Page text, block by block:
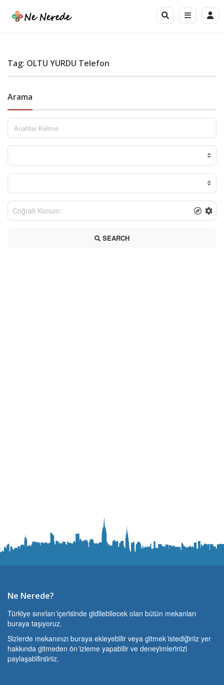
Tag: OLTU YURDU Telefon
Arama
SEARCH
Ne Nerede?
Türki̇ye sınırları i̇çeri̇si̇nde gi̇di̇lebi̇lecek olan bütün mekanları
buraya taşıyoruz.
Si̇zlerde mekanınızı buraya ekleyebi̇li̇r veya gi̇tmek i̇stedi̇ği̇ni̇z yer
hakkında gi̇tmeden ön i̇zleme yapabi̇li̇r ve deneyi̇mleri̇ni̇zi̇
paylaşabi̇li̇rsi̇ni̇z.